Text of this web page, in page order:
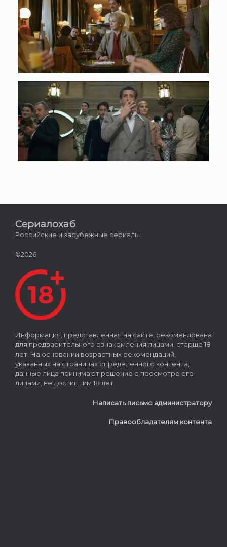
Сериалохаб
Российские и зарубежные сериалы
©2026
Информация, представленная на сайте, рекомендована
для предварительного ознакомления лицами, старше 18
лет. На основании возрастных рекомендаций,
указанных на страницах определённого контента,
данные лица принимают решение о просмотре его
лицами, не достигшим 18 лет.
Написать письмо администратору
Правообладателям контента